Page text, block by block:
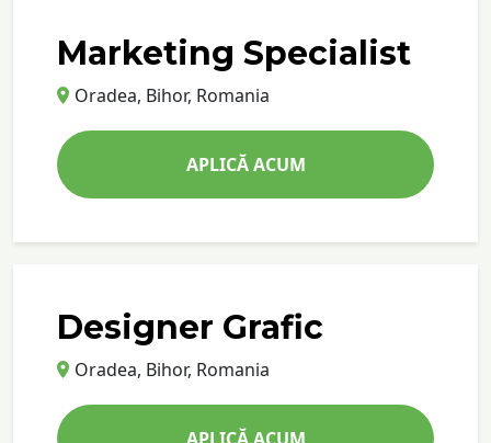
Marketing Specialist
Oradea, Bihor, Romania
APLICĂ ACUM
Designer Grafic
Oradea, Bihor, Romania